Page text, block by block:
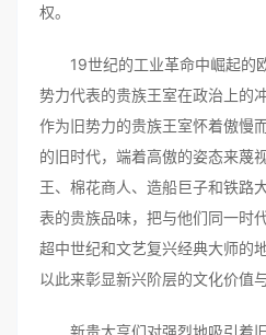
权。
19世纪的工业革命中崛起的
势力代表的贵族王室在政治上的
作为旧势力的贵族王室怀着傲慢
的旧时代，端着高傲的姿态来蔑
王、棉花商人、造船巨子和铁路
表的贵族品味，把与他们同一时
超中世纪和文艺复兴经典大师的
以此来彰显新兴阶层的文化价值
新贵大亨们对强烈地吸引着旧